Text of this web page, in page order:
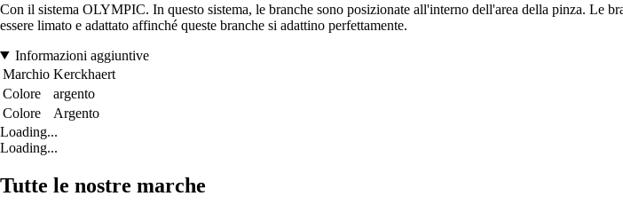
Con il sistema OLYMPIC. In questo sistema, le branche sono posizionate all'interno dell'area della pinza. Le
essere limato e adattato affinché queste branche si adattino perfettamente.
Informazioni aggiuntive
Marchio Kerckhaert
Colore
argento
Colore
Argento
Loading...
Loading...
Tutte le nostre marche